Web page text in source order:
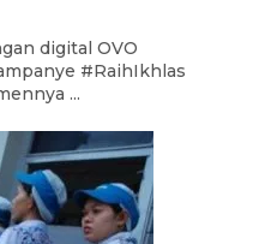
digital OVO
#RaihIkhlas
...